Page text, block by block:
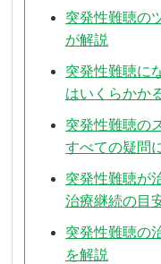
突発性難聴の
が解説
突発性難聴に
はいくらかか
突発性難聴の
すべての疑問
突発性難聴が
治療継続の目
突発性難聴の
を解説